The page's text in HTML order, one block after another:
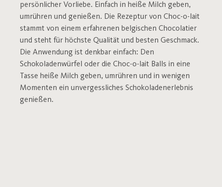
persönlicher Vorliebe. Einfach in heiße Milch geben,
umrühren und genießen. Die Rezeptur von Choc-o-lait
stammt von einem erfahrenen belgischen Chocolatier
und steht für höchste Qualität und besten Geschmack.
Die Anwendung ist denkbar einfach: Den
Schokoladenwürfel oder die Choc-o-lait Balls in eine
Tasse heiße Milch geben, umrühren und in wenigen
Momenten ein unvergessliches Schokoladenerlebnis
genießen.